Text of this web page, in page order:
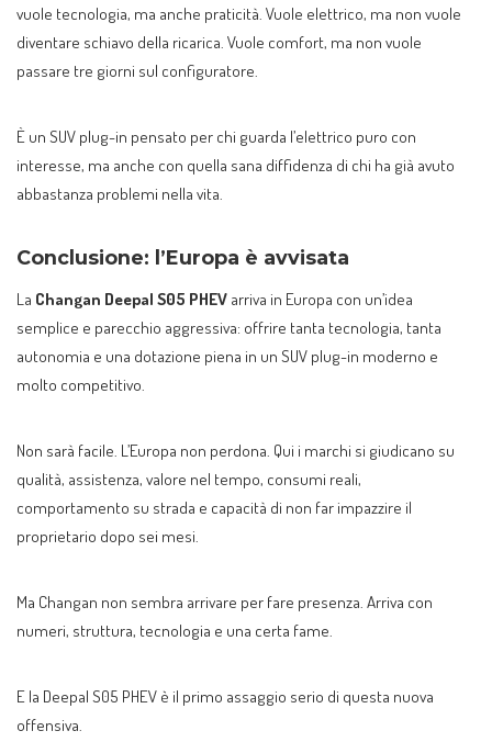
vuole tecnologia, ma anche praticità. Vuole elettrico, ma non vuole
diventare schiavo della ricarica. Vuole comfort, ma non vuole
passare tre giorni sul configuratore.
È un SUV plug-in pensato per chi guarda l’elettrico puro con
interesse, ma anche con quella sana diffidenza di chi ha già avuto
abbastanza problemi nella vita.
Conclusione: l’Europa è avvisata
La Changan Deepal S05 PHEV arriva in Europa con un’idea
semplice e parecchio aggressiva: offrire tanta tecnologia, tanta
autonomia e una dotazione piena in un SUV plug-in moderno e
molto competitivo.
Non sarà facile. L’Europa non perdona. Qui i marchi si giudicano su
qualità, assistenza, valore nel tempo, consumi reali,
comportamento su strada e capacità di non far impazzire il
proprietario dopo sei mesi.
Ma Changan non sembra arrivare per fare presenza. Arriva con
numeri, struttura, tecnologia e una certa fame.
E la Deepal S05 PHEV è il primo assaggio serio di questa nuova
offensiva.